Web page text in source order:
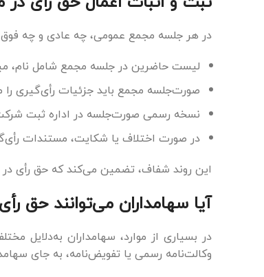
در هر جلسه مجمع عمومی، چه عادی و چه
لیست حاضرین در جلسه مجمع شامل نام،
صورت‌جلسه مجمع باید جزئیات رأی‌گیری
نسخه رسمی صورت‌جلسه در اداره ثبت
در صورت اختلاف یا شکایت، مستندات
این روند شفاف، تضمین می‌کند که حق رأی
آیا سهامداران می‌توانند حق
در بسیاری از موارد، سهامداران به‌دلایل
وکالت‌نامه رسمی یا تفویض‌نامه، به جای